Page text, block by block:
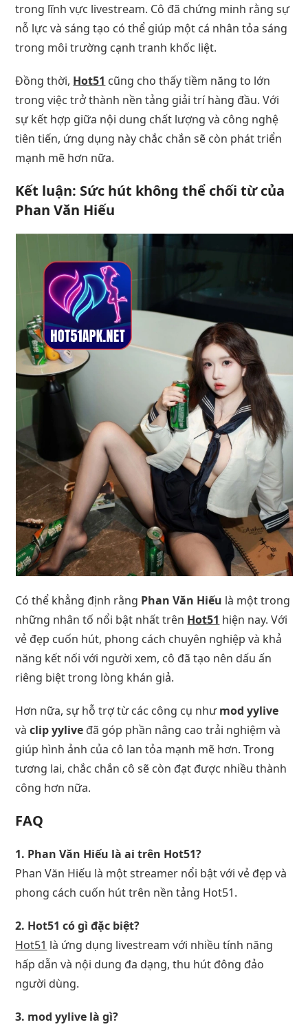
trong lĩnh vực livestream. Cô đã chứng minh rằng sự
nỗ lực và sáng tạo có thể giúp một cá nhân tỏa sáng
trong môi trường cạnh tranh khốc liệt.
Đồng thời, Hot51 cũng cho thấy tiềm năng to lớn
trong việc trở thành nền tảng giải trí hàng đầu. Với
sự kết hợp giữa nội dung chất lượng và công nghệ
tiên tiến, ứng dụng này chắc chắn sẽ còn phát triển
mạnh mẽ hơn nữa.
Kết luận: Sức hút không thể chối từ của
Phan Văn Hiếu
Có thể khẳng định rằng Phan Văn Hiếu là một trong
những nhân tố nổi bật nhất trên Hot51 hiện nay. Với
vẻ đẹp cuốn hút, phong cách chuyên nghiệp và khả
năng kết nối với người xem, cô đã tạo nên dấu ấn
riêng biệt trong lòng khán giả.
Hơn nữa, sự hỗ trợ từ các công cụ nhưmod yylive
vàclip yylive đã góp phần nâng cao trải nghiệm và
giúp hình ảnh của cô lan tỏa mạnh mẽ hơn. Trong
tương lai, chắc chắn cô sẽ còn đạt được nhiều thành
công hơn nữa.
FAQ
1. Phan Văn Hiếu là ai trên Hot51?
Phan Văn Hiếu là một streamer nổi bật với vẻ đẹp và
phong cách cuốn hút trên nền tảng Hot51.
2. Hot51 có gì đặc biệt?
Hot51 là ứng dụng livestream với nhiều tính năng
hấp dẫn và nội dung đa dạng, thu hút đông đảo
người dùng.
3. mod yylive là gì?